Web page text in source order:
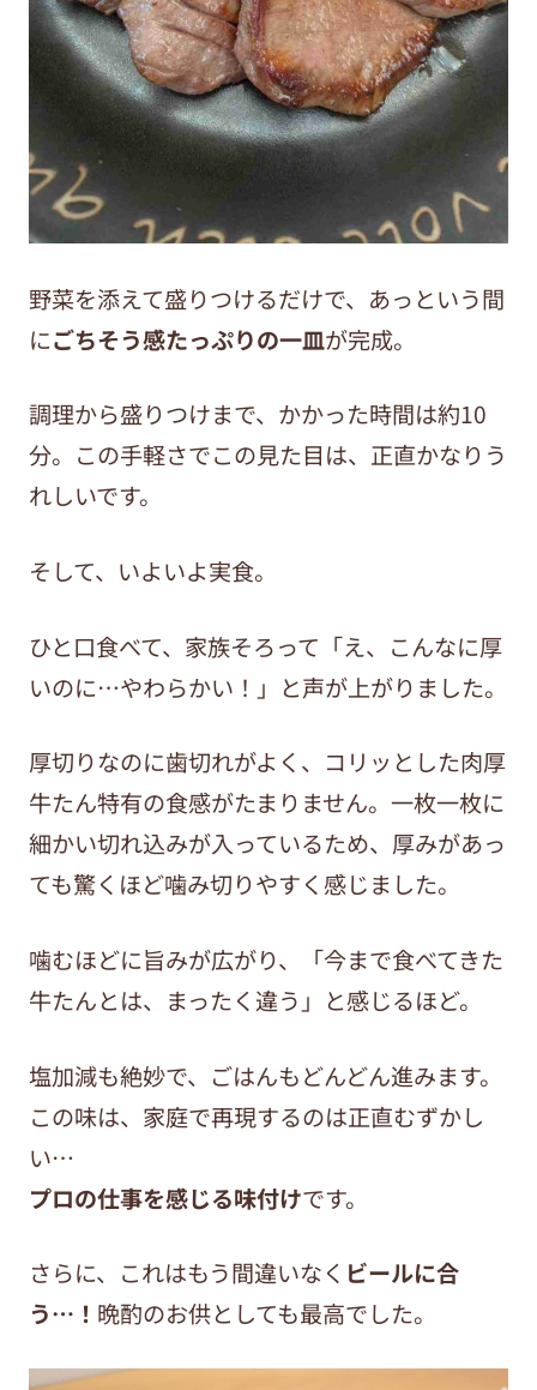
野菜を添えて盛りつけるだけで、あっという間
にごちそう感たっぷりの一皿が完成。
調理から盛りつけまで、かかった時間は約10
分。この手軽さでこの見た目は、正直かなりう
れしいです。
そして、いよいよ実食。
ひと口食べて、家族そろって「え、こんなに厚
いのに…やわらかい！」と声が上がりました。
厚切りなのに歯切れがよく、コリッとした肉厚
牛たん特有の食感がたまりません。一枚一枚に
細かい切れ込みが入っているため、厚みがあっ
ても驚くほど噛み切りやすく感じました。
噛むほどに旨みが広がり、「今まで食べてきた
牛たんとは、まったく違う」と感じるほど。
塩加減も絶妙で、ごはんもどんどん進みます。
この味は、家庭で再現するのは正直むずかし
い…
プロの仕事を感じる味付けです。
さらに、これはもう間違いなく ビールに合
う… ！ 晩酌のお供としても最高でした。